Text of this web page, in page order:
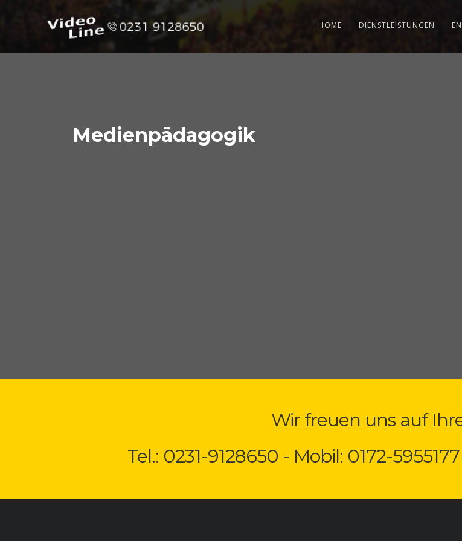
HOME DIENSTLEISTUNGEN
Medienpädagogik
Wir freuen uns auf
Tel.: 0231-9128650 - Mobil: 0172-